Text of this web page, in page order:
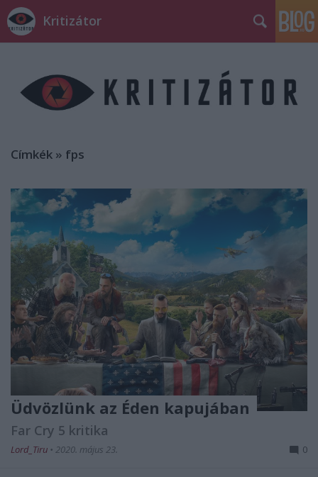
Kritizátor
Címkék » fps
Üdvözlünk az Éden kapujában
Far Cry 5 kritika
Lord_Tiru • 2020. május 23. 0